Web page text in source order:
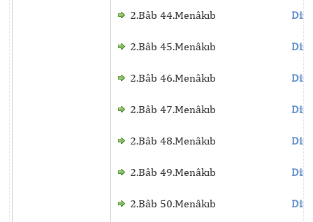
2.Bâb 44.Menâkıb
2.Bâb 45.Menâkıb
2.Bâb 46.Menâkıb
2.Bâb 47.Menâkıb
2.Bâb 48.Menâkıb
2.Bâb 49.Menâkıb
2.Bâb 50.Menâkıb